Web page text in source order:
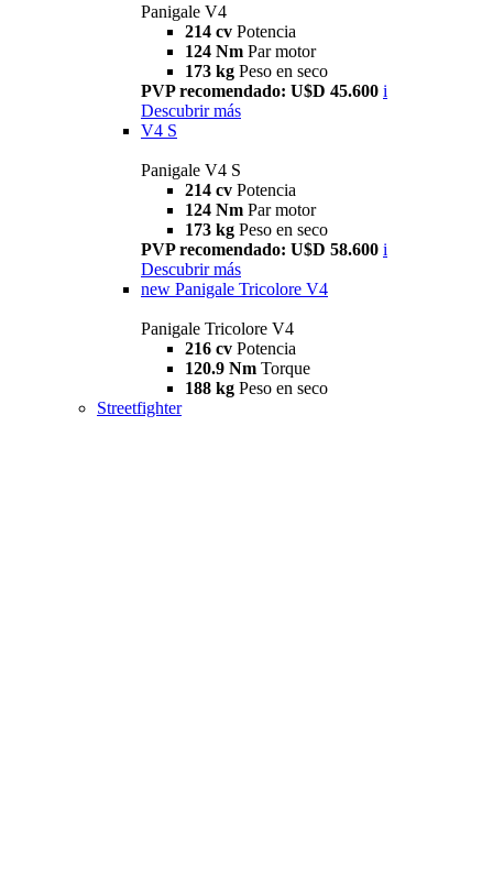
Panigale V4
214 cv Potencia
124 Nm Par motor
173 kg Peso en seco
PVP recomendado: U$D 45.600 i
Descubrir más
V4 S
Panigale V4 S
214 cv Potencia
124 Nm Par motor
173 kg Peso en seco
PVP recomendado: U$D 58.600 i
Descubrir más
new Panigale Tricolore V4
Panigale Tricolore V4
216 cv Potencia
120.9 Nm Torque
188 kg Peso en seco
Streetfighter